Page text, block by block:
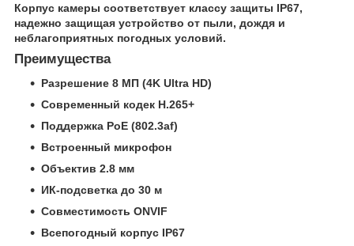
Корпус камеры соответствует классу защиты IP67,
надежно защищая устройство от пыли, дождя и
неблагоприятных погодных условий.
Преимущества
Разрешение 8 МП (4K Ultra HD)
Современный кодек H.265+
Поддержка PoE (802.3af)
Встроенный микрофон
Объектив 2.8 мм
ИК-подсветка до 30 м
Совместимость ONVIF
Всепогодный корпус IP67